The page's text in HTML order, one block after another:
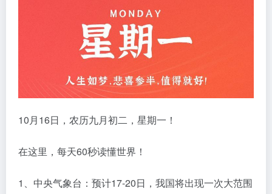
10月16日，农历九月初二，星期一！
在这里，每天60秒读懂世界！
1、中央气象台：预计17-20日，我国将出现一次大范围